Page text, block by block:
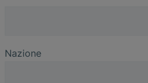
Nazione